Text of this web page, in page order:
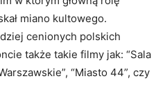
miano kultowego.
cenionych polskich
także takie filmy jak: “Sala
“Miasto 44”, czy